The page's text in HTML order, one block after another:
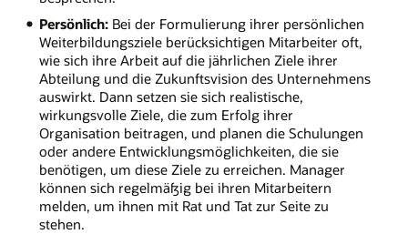
Persönlich:Bei der Formulierung ihrer persönlichen
Weiterbildungsziele berücksichtigen Mitarbeiter oft,
wie sich ihre Arbeit auf die jährlichen Ziele ihrer
Abteilung und die Zukunftsvision des Unternehmens
auswirkt. Dann setzen sie sich realistische,
wirkungsvolle Ziele, die zum Erfolg ihrer
Organisation beitragen, und planen die Schulungen
oder andere Entwicklungsmöglichkeiten, die sie
benötigen, um diese Ziele zu erreichen. Manager
können sich regelmäßig bei ihren Mitarbeitern
melden, um ihnen mit Rat und Tat zur Seite zu
stehen.